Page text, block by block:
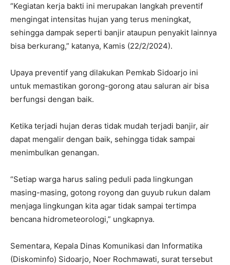
“Kegiatan kerja bakti ini merupakan langkah preventif
mengingat intensitas hujan yang terus meningkat,
sehingga dampak seperti banjir ataupun penyakit lainnya
bisa berkurang,” katanya, Kamis (22/2/2024).
Upaya preventif yang dilakukan Pemkab Sidoarjo ini
untuk memastikan gorong-gorong atau saluran air bisa
berfungsi dengan baik.
Ketika terjadi hujan deras tidak mudah terjadi banjir, air
dapat mengalir dengan baik, sehingga tidak sampai
menimbulkan genangan.
“Setiap warga harus saling peduli pada lingkungan
masing-masing, gotong royong dan guyub rukun dalam
menjaga lingkungan kita agar tidak sampai tertimpa
bencana hidrometeorologi,” ungkapnya.
Sementara, Kepala Dinas Komunikasi dan Informatika
(Diskominfo) Sidoarjo, Noer Rochmawati, surat tersebut